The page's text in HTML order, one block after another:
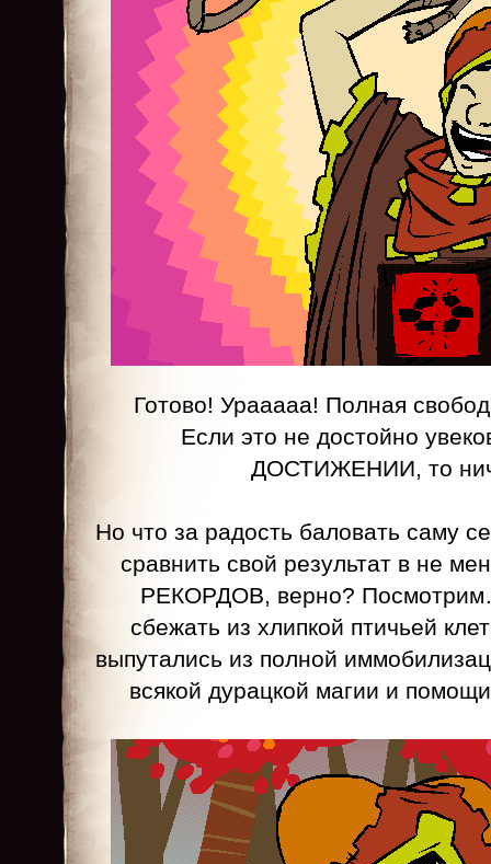
Готово! Урааааа! Полная
Если это не достойно
ДОСТИЖЕНИИ, то
Но что за радость баловать саму
сравнить свой результат в не
РЕКОРДОВ, верно?
сбежать из хлипкой птичьей
выпутались из полной
всякой дурацкой магии и